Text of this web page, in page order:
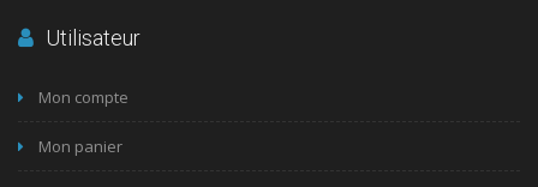
Utilisateur
Mon compte
Mon panier